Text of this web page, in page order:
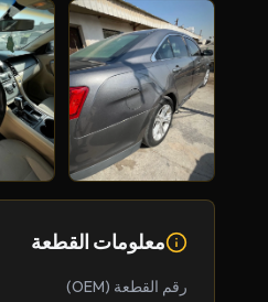
معلومات القطعة
رقم القطعة (OEM)